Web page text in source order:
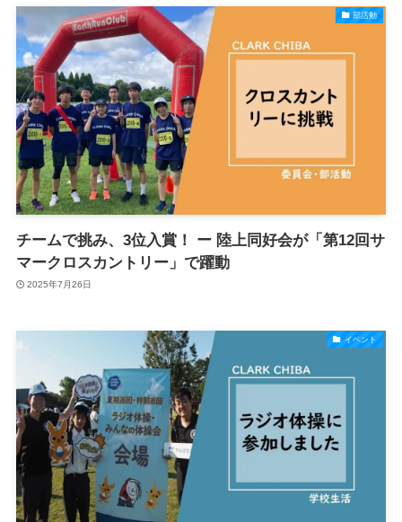
部活動
チームで挑み、3位入賞！ ー 陸上同好会が「第12回サ
マークロスカントリー」で躍動
2025年7月26日
イベント